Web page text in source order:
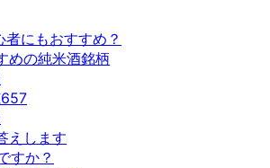
にもおすすめ？
めの純米酒銘柄
えします
すか？